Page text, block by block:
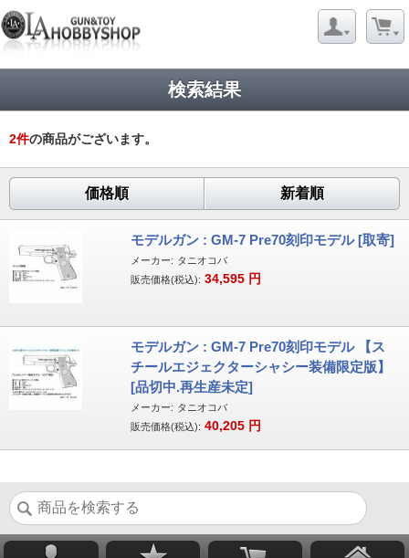
検索結果
2件の商品がございます。
価格順 新着順
モデルガン : GM-7 Pre70刻印モデル [取寄]
メーカー: タニオコバ
販売価格(税込): 34,595 円
モデルガン : GM-7 Pre70刻印モデル 【ス
チールエジェクターシャシー装備限定版】
[品切中.再生産未定]
メーカー: タニオコバ
販売価格(税込): 40,205 円